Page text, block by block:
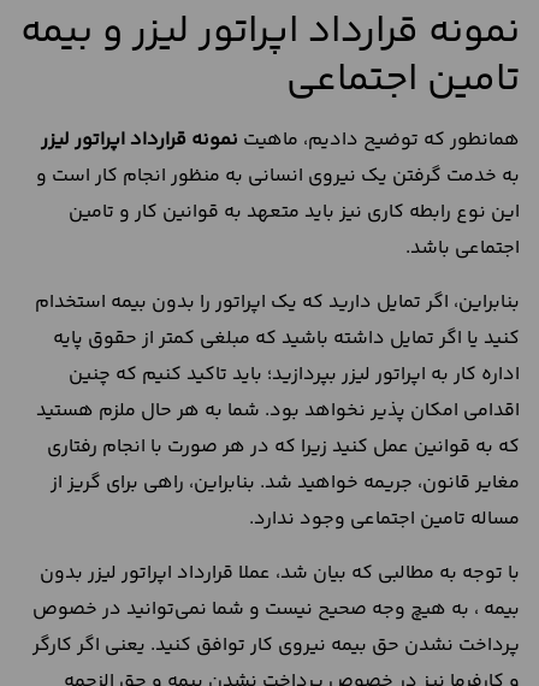
نمونه قرارداد اپراتور لیزر و بیمه
تامین اجتماعی
همانطور که توضیح دادیم، ماهیت نمونه قرارداد اپراتور لیزر
به خدمت گرفتن یک نیروی انسانی به منظور انجام کار است و
این نوع رابطه کاری نیز باید متعهد به قوانین کار و تامین
اجتماعی باشد.
بنابراین، اگر تمایل دارید که یک اپراتور را بدون بیمه استخدام
کنید یا اگر تمایل داشته باشید که مبلغی کمتر از حقوق پایه
اداره کار به اپراتور لیزر بپردازید؛ باید تاکید کنیم که چنین
اقدامی امکان پذیر نخواهد بود. شما به هر حال ملزم هستید
که به قوانین عمل کنید زیرا که در هر صورت با انجام رفتاری
مغایر قانون، جریمه خواهید شد. بنابراین، راهی برای گریز از
مساله تامین اجتماعی وجود ندارد.
با توجه به مطالبی که بیان شد، عملا قرارداد اپراتور لیزر بدون
بیمه ، به هیچ وجه صحیح نیست و شما نمی‌توانید در خصوص
پرداخت نشدن حق بیمه نیروی کار توافق کنید. یعنی اگر کارگر